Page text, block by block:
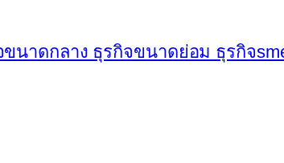
ขนาดกลาง ธุรกิจขนาดย่อม ธุรกิจ